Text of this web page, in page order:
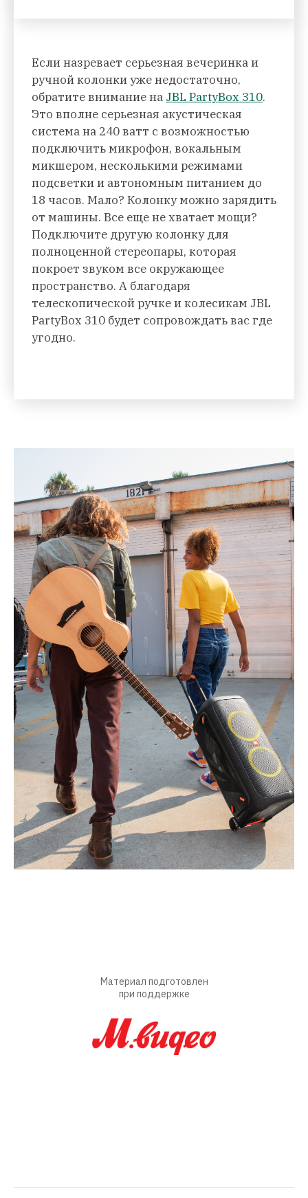
Если назревает серьезная вечеринка и
ручной колонки уже недостаточно,
обратите внимание на JBL PartyBox 310.
Это вполне серьезная акустическая
система на 240 ватт с возможностью
подключить микрофон, вокальным
микшером, несколькими режимами
подсветки и автономным питанием до
18 часов. Мало? Колонку можно зарядить
от машины. Все еще не хватает мощи?
Подключите другую колонку для
полноценной стереопары, которая
покроет звуком все окружающее
пространство. А благодаря
телескопической ручке и колесикам JBL
PartyBox 310 будет сопровождать вас где
угодно.
Материал подготовлен
при поддержке